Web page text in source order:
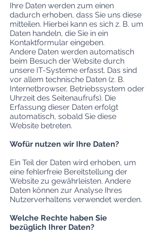
Ihre Daten werden zum einen
dadurch erhoben, dass Sie uns diese
mitteilen. Hierbei kann es sich z. B. um
Daten handeln, die Sie in ein
Kontaktformular eingeben.
Andere Daten werden automatisch
beim Besuch der Website durch
unsere IT-Systeme erfasst. Das sind
vor allem technische Daten (z. B.
Internetbrowser, Betriebssystem oder
Uhrzeit des Seitenaufrufs). Die
Erfassung dieser Daten erfolgt
automatisch, sobald Sie diese
Website betreten.
Wofür nutzen wir Ihre Daten?
Ein Teil der Daten wird erhoben, um
eine fehlerfreie Bereitstellung der
Website zu gewährleisten. Andere
Daten können zur Analyse Ihres
Nutzerverhaltens verwendet werden.
Welche Rechte haben Sie
bezüglich Ihrer Daten?